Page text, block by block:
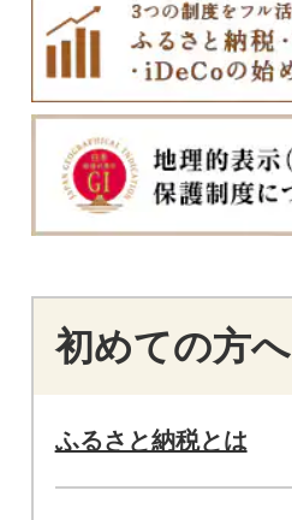
初めての方へ
ふるさと納税とは